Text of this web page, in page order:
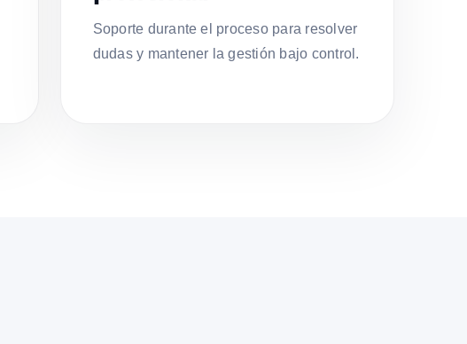
Soporte durante el proceso para resolver
dudas y mantener la gestión bajo control.